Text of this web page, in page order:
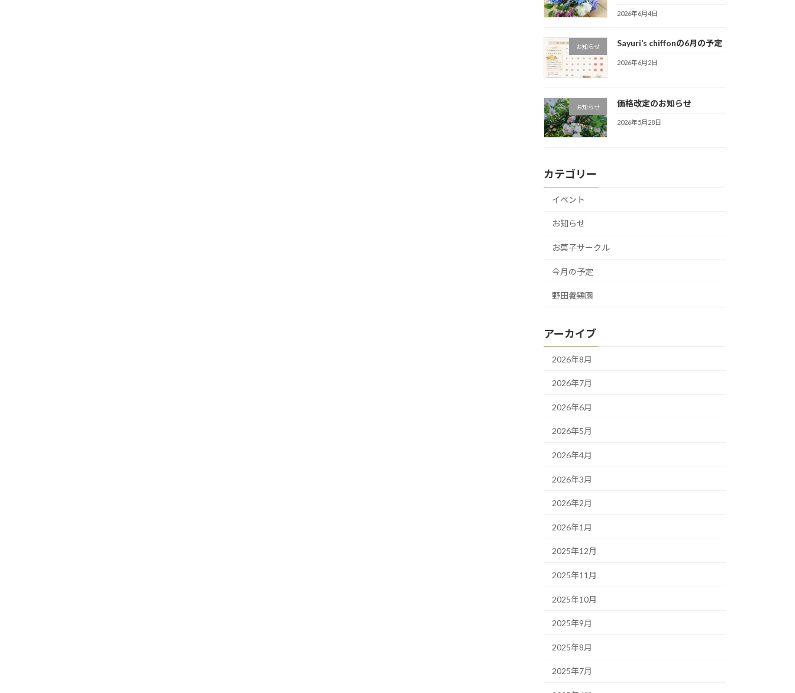
2026年6月4日
お知らせ Sayuri’s chiffonの6月の予定
2026年6月2日
お知らせ 価格改定のお知らせ
2026年5月28日
カテゴリー
イベント
お知らせ
お菓子サークル
今月の予定
野田養鶏園
アーカイブ
2026年8月
2026年7月
2026年6月
2026年5月
2026年4月
2026年3月
2026年2月
2026年1月
2025年12月
2025年11月
2025年10月
2025年9月
2025年8月
2025年7月